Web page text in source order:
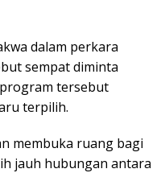
dalam perkara
sempat diminta
tersebut
terpilih.
membuka ruang bagi
jauh hubungan antara